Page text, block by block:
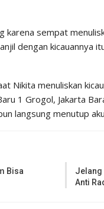
sempat
dengan kicauannya
Nikita menuliskan
1 Grogol, Jakarta
langsung menutup
Bisa
Jelang
Anti